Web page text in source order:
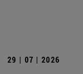
29 | 07 | 2026